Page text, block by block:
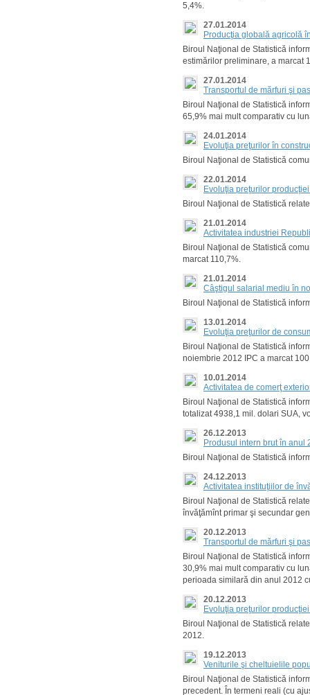
5,4%.
27.01.2014
Producţia globală agricolă
Biroul Naţional de Statistică
estimărilor preliminare, a marcat
27.01.2014
Transportul de mărfuri şi
Biroul Naţional de Statistică
65,9% mai mult comparativ cu
24.01.2014
Evoluţia preţurilor în
Biroul Naţional de Statistică
22.01.2014
Evoluţia preţurilor
Biroul Naţional de Statistică
21.01.2014
Activitatea industriei
Biroul Naţional de Statistică
marcat 110,7%.
21.01.2014
Câştigul salarial mediu în
Biroul Naţional de Statistică
13.01.2014
Evoluţia preţurilor de
Biroul Naţional de Statistică
noiembrie 2012 IPC a marcat
10.01.2014
Activitatea de comerţ
Biroul Naţional de Statistică
totalizat 4938,1 mil. dolari SUA,
26.12.2013
Produsul intern brut în anul
Biroul Naţional de Statistică
24.12.2013
Activitatea instituţiilor de
Biroul Naţional de Statistică
învăţămînt primar şi secundar
20.12.2013
Transportul de mărfuri şi
Biroul Naţional de Statistică
30,9% mai mult comparativ cu
perioada similară din anul 2012
20.12.2013
Evoluţia preţurilor
Biroul Naţional de Statistică
2012.
19.12.2013
Veniturile şi cheltuielile
Biroul Naţional de Statistică
precedent. În termeni reali (cu